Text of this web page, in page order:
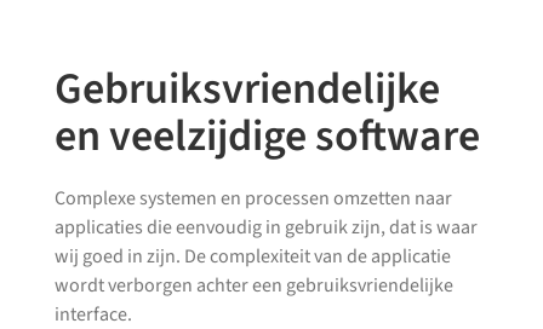
Gebruiksvriendelijke
en veelzijdige software
Complexe systemen en processen omzetten naar
applicaties die eenvoudig in gebruik zijn, dat is waar
wij goed in zijn. De complexiteit van de applicatie
wordt verborgen achter een gebruiksvriendelijke
interface.